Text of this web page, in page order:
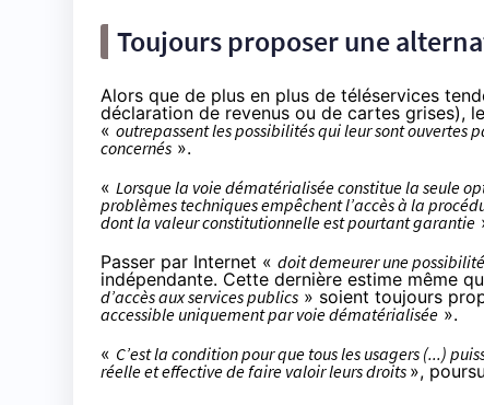
Toujours proposer une
Alors que de plus en plus de téléservices
déclaration de revenus ou de cartes grises),
« outrepassent les possibilités qui leur sont ouvertes
concernés ».
« Lorsque la voie dématérialisée constitue la seule
problèmes techniques empêchent l’accès à la
dont la valeur constitutionnelle est pourtant garantie
Passer par Internet « doit demeurer une
indépendante. Cette dernière estime même
d’accès aux services publics » soient toujours
accessible uniquement par voie dématérialisée ».
« C’est la condition pour que tous les usagers (...)
réelle et effective de faire valoir leurs droits »,